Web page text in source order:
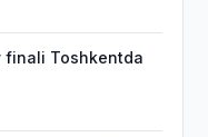
finali Toshkentda